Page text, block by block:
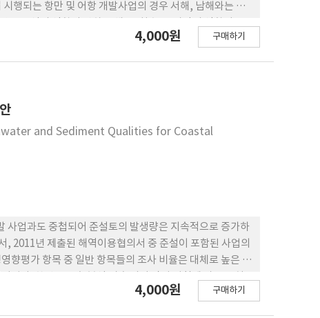
행되는 항만 및 어항 개발사업의 경우 서해, 남해와는 다
하고 항내 정온도 및 방파제 기능성 및 안정성 등 협의대
4,000원 구매하기
and Sediment Qualities for Coastal
사업과도 중첩되어 준설토의 발생량은 지속적으로 증가하
, 2011년 제출된 해역이용협의서 중 준설이 포함된 사업의
향평가 항목 중 일반 항목들의 조사 비율은 대체로 높은 반
명시되어 있지는 않지만, 결과값에 대해 신뢰도 확보를 위
4,000원 구매하기